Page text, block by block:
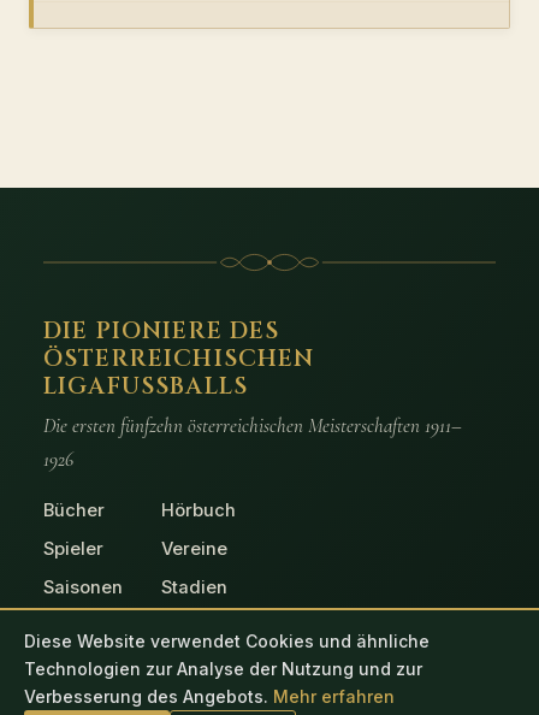
DIE PIONIERE DES
ÖSTERREICHISCHEN
LIGAFUSSBALLS
Die ersten fünfzehn österreichischen Meisterschaften 1911–
1926
Bücher
Hörbuch
Spieler
Vereine
Saisonen
Stadien
© 2026 Die Pioniere des österreichischen Ligafussballs
Diese Website verwendet Cookies und ähnliche
Technologien zur Analyse der Nutzung und zur
Verbesserung des Angebots. Mehr erfahren